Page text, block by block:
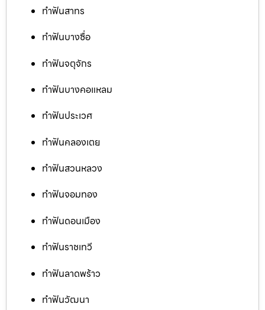
ทำฟันสาทร
ทำฟันบางซื่อ
ทำฟันจตุจักร
ทำฟันบางคอแหลม
ทำฟันประเวศ
ทำฟันคลองเตย
ทำฟันสวนหลวง
ทำฟันจอมทอง
ทำฟันดอนเมือง
ทำฟันราชเทวี
ทำฟันลาดพร้าว
ทำฟันวัฒนา